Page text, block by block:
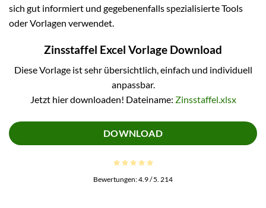
sich gut informiert und gegebenenfalls spezialisierte Tools
oder Vorlagen verwendet.
Zinsstaffel Excel Vorlage Download
Diese Vorlage ist sehr übersichtlich, einfach und individuell
anpassbar.
Jetzt hier downloaden! Dateiname: Zinsstaffel.xlsx
DOWNLOAD
Bewertungen:4.9/ 5. 214